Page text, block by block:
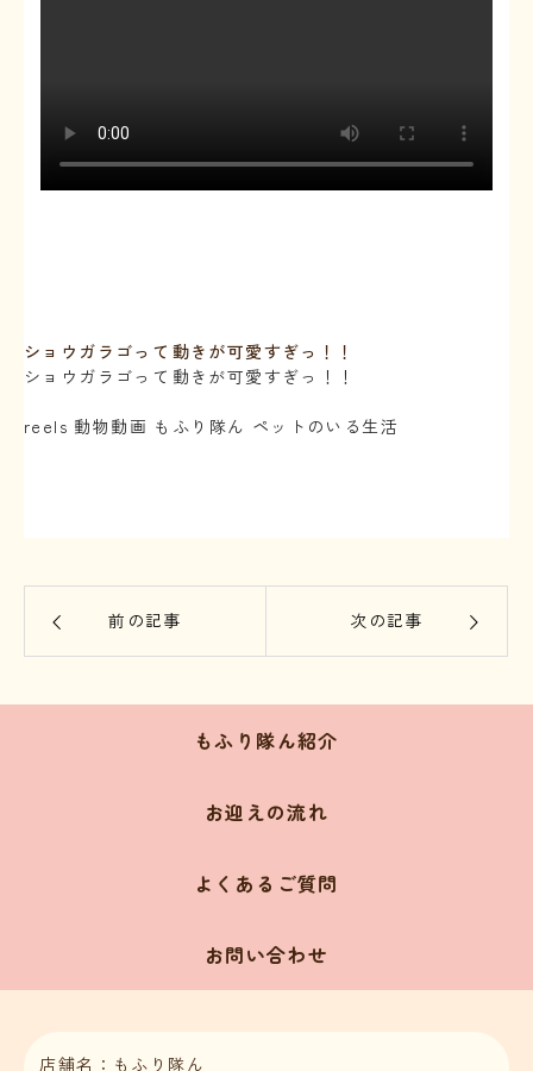
ショウガラゴって⁡動きが可愛すぎっ！！
ショウガラゴって⁡動きが可愛すぎっ！！
reels 動物動画 もふり隊ん ペットのいる生活
前の記事 次の記事
もふり隊ん紹介
お迎えの流れ
よくあるご質問
お問い合わせ
店舗名：もふり隊ん